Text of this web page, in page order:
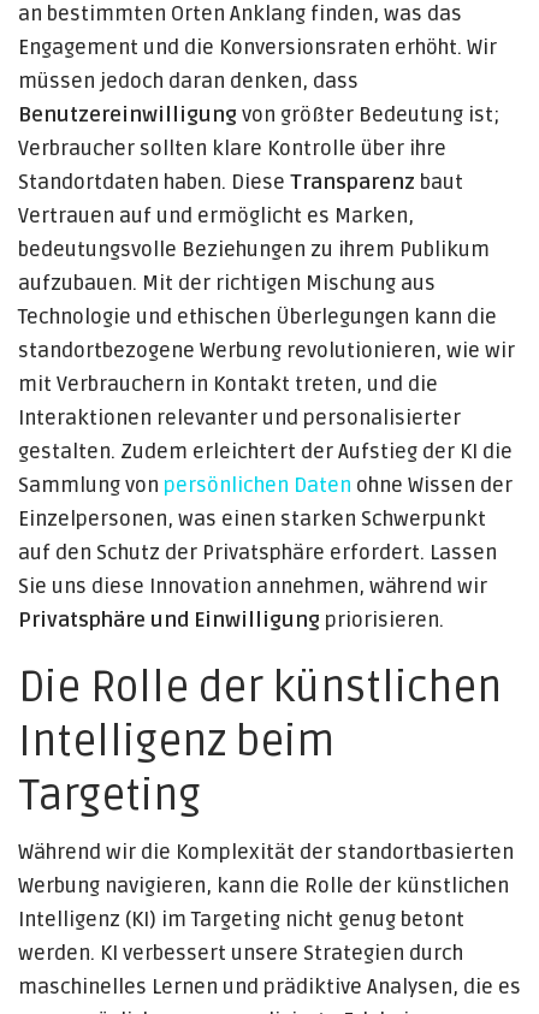
an bestimmten Orten Anklang finden, was das
Engagement und die Konversionsraten erhöht. Wir
müssen jedoch daran denken, dass
Benutzereinwilligung von größter Bedeutung ist;
Verbraucher sollten klare Kontrolle über ihre
Standortdaten haben. Diese Transparenz baut
Vertrauen auf und ermöglicht es Marken,
bedeutungsvolle Beziehungen zu ihrem Publikum
aufzubauen. Mit der richtigen Mischung aus
Technologie und ethischen Überlegungen kann die
standortbezogene Werbung revolutionieren, wie wir
mit Verbrauchern in Kontakt treten, und die
Interaktionen relevanter und personalisierter
gestalten. Zudem erleichtert der Aufstieg der KI die
Sammlung von persönlichen Daten ohne Wissen der
Einzelpersonen, was einen starken Schwerpunkt
auf den Schutz der Privatsphäre erfordert. Lassen
Sie uns diese Innovation annehmen, während wir
Privatsphäre und Einwilligung priorisieren.
Die Rolle der künstlichen
Intelligenz beim
Targeting
Während wir die Komplexität der standortbasierten
Werbung navigieren, kann die Rolle der künstlichen
Intelligenz (KI) im Targeting nicht genug betont
werden. KI verbessert unsere Strategien durch
maschinelles Lernen und prädiktive Analysen, die es